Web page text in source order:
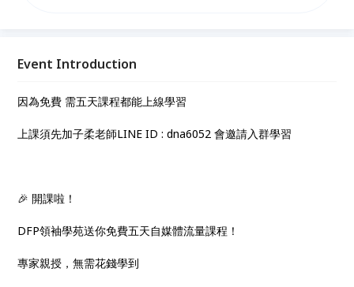
Event Introduction
因為免費 需五天課程都能上線學習
上課須先加子柔老師LINE ID : dna6052 會邀請入群學習
🎉 開課啦！
DFP領袖學苑送你免費五天自媒體流量課程！
專家親授，無需花錢學到